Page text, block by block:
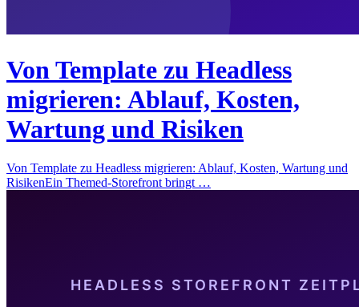
Von Template zu Headless
migrieren: Ablauf, Kosten,
Wartung und Risiken
Von Template zu Headless migrieren: Ablauf, Kosten, Wartung und
RisikenEin Themed-Storefront bringt …